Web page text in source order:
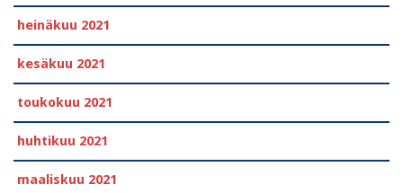
heinäkuu 2021
kesäkuu 2021
toukokuu 2021
huhtikuu 2021
maaliskuu 2021